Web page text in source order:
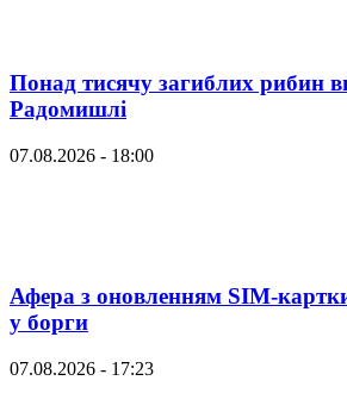
Понад тисячу загиблих рибин
Радомишлі
07.08.2026 - 18:00
Афера з оновленням SIM-
у борги
07.08.2026 - 17:23